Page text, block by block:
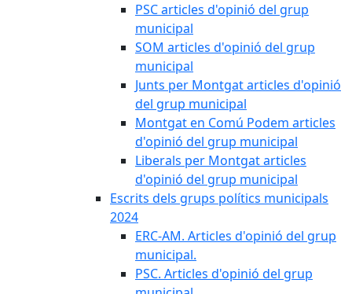
PSC articles d'opinió del grup
municipal
SOM articles d'opinió del grup
municipal
Junts per Montgat articles d'opinió
del grup municipal
Montgat en Comú Podem articles
d'opinió del grup municipal
Liberals per Montgat articles
d'opinió del grup municipal
Escrits dels grups polítics municipals
2024
ERC-AM. Articles d'opinió del grup
municipal.
PSC. Articles d'opinió del grup